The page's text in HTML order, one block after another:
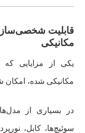
قابلیت
مکانیکی
یکی از مزایایی که
مکانیکی شده،
در بسیاری از